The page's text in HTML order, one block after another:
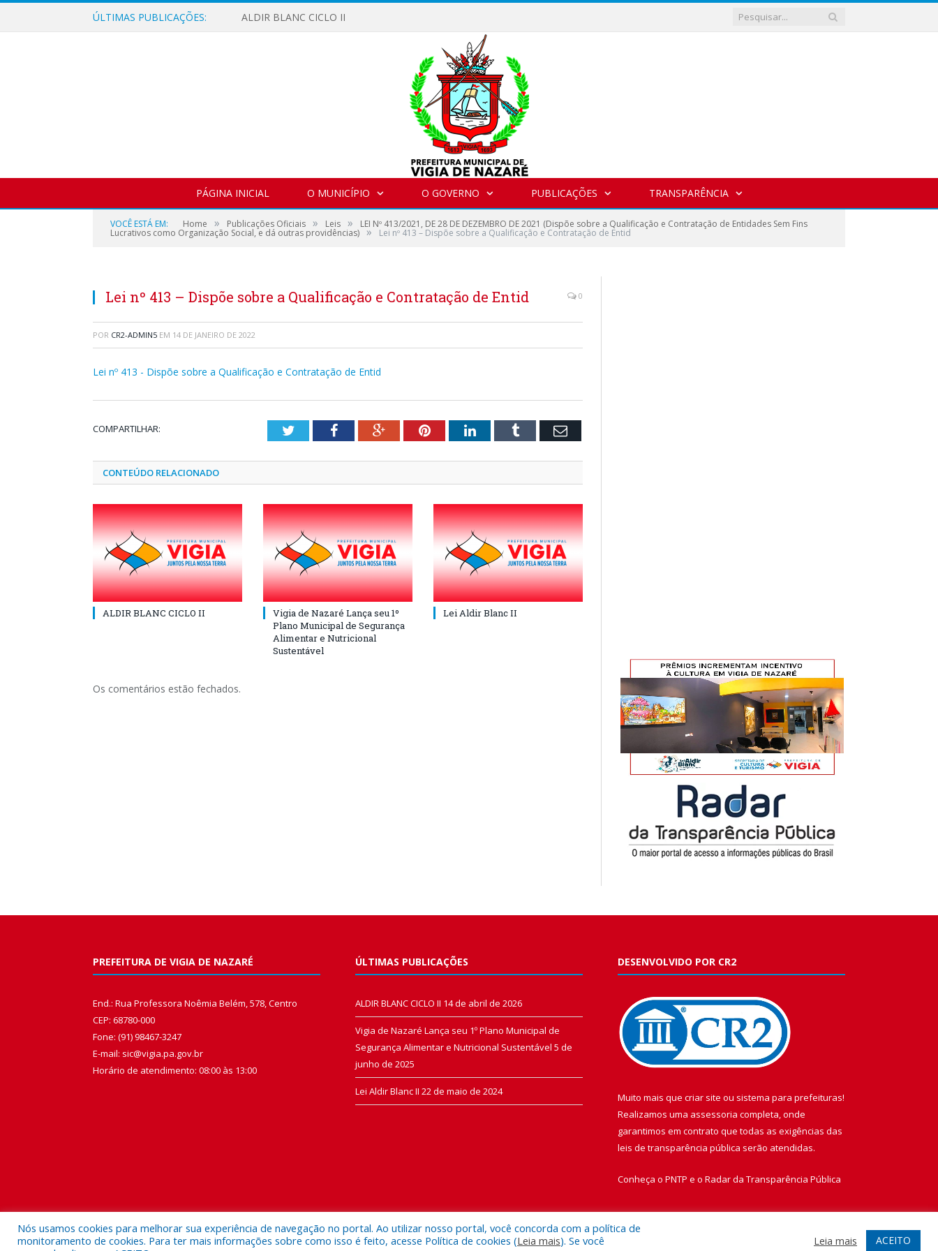
ÚLTIMAS PUBLICAÇÕES: ALDIR BLANC CICLO II
PÁGINA INICIAL O MUNICÍPIO O GOVERNO PUBLICAÇÕES TRANSPARÊNCIA
VOCÊ ESTÁ EM: Home » Publicações Oficiais » Leis » LEI Nº 413/2021, DE 28 DE DEZEMBRO DE 2021 (Dispõe sobre a Qualificação e Contratação de Entidades Sem Fins
Lucrativos como Organização Social, e dá outras providências) » Lei nº 413 – Dispõe sobre a Qualificação e Contratação de Entid
Lei nº 413 – Dispõe sobre a Qualificação e Contratação de Entid 0
POR CR2-ADMIN5 EM 14 DE JANEIRO DE 2022
Lei nº 413 - Dispõe sobre a Qualificação e Contratação de Entid
COMPARTILHAR: TwitterFacebookGoogle+PinterestLinkedInTumblr Email
CONTEÚDO RELACIONADO
ALDIR BLANC CICLO II
Vigia de Nazaré Lança seu 1º
Plano Municipal de Segurança
Alimentar e Nutricional
Sustentável
Lei Aldir Blanc II
Os comentários estão fechados.
PREFEITURA DE VIGIA DE NAZARÉ
End.: Rua Professora Noêmia Belém, 578, Centro
CEP: 68780-000
Fone: (91) 98467-3247
E-mail: sic@vigia.pa.gov.br
Horário de atendimento: 08:00 às 13:00
ÚLTIMAS PUBLICAÇÕES
ALDIR BLANC CICLO II 14 de abril de 2026
Vigia de Nazaré Lança seu 1º Plano Municipal de
Segurança Alimentar e Nutricional Sustentável 5 de
junho de 2025
Lei Aldir Blanc II 22 de maio de 2024
DESENVOLVIDO POR CR2
Muito mais que criar site ou sistema para prefeituras!
Realizamos uma assessoria completa, onde
garantimos em contrato que todas as exigências das
leis de transparência pública serão atendidas.
Conheça o PNTP e o Radar da Transparência Pública
Nós usamos cookies para melhorar sua experiência de navegação no portal. Ao utilizar nosso portal, você concorda com a política de
monitoramento de cookies. Para ter mais informações sobre como isso é feito, acesse Política de cookies (Leia mais). Se você
Leia mais ACEITO